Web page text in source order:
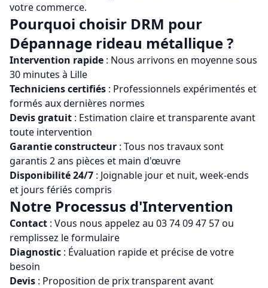
votre commerce.
Pourquoi choisir DRM pour
Dépannage rideau métallique?
Intervention rapide : Nous arrivons en moyenne sous
30 minutes à Lille
Techniciens certifiés : Professionnels expérimentés et
formés aux dernières normes
Devis gratuit : Estimation claire et transparente avant
toute intervention
Garantie constructeur : Tous nos travaux sont
garantis 2 ans pièces et main d'œuvre
Disponibilité 24/7 : Joignable jour et nuit, week-ends
et jours fériés compris
Notre Processus d'Intervention
Contact : Vous nous appelez au 03 74 09 47 57ou
remplissez le formulaire
Diagnostic : Évaluation rapide et précise de votre
besoin
Devis : Proposition de prix transparent avant